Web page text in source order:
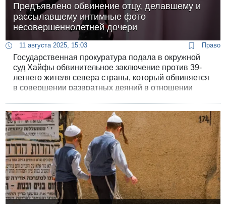
Предъявлено обвинение отцу, делавшему и
рассылавшему интимные фото
несовершеннолетней дочери
11 августа 2025, 15:03 Право
Государственная прокуратура подала в окружной
суд Хайфы обвинительное заключение против 39-
летнего жителя севера страны, который обвиняется
в совершении развратных деяний в отношении